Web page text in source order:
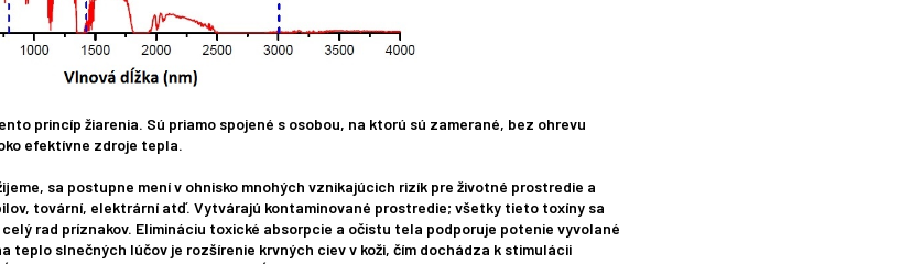
princíp žiarenia. Sú priamo spojené s osobou, na ktorú sú zamerané, bez ohrevu
efektívne zdroje tepla.
sa postupne mení v ohnisko mnohých vznikajúcich rizík pre životné prostredie a
tovární, elektrární atď. Vytvárajú kontaminované prostredie; všetky tieto toxíny sa
rad príznakov. Elimináciu toxické absorpcie a očistu tela podporuje potenie vyvolané
teplo slnečných lúčov je rozšírenie krvných ciev v koži, čím dochádza k stimulácii